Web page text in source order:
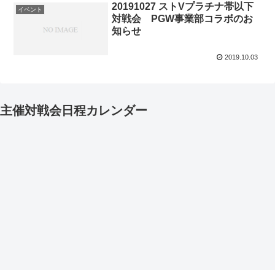
イベント
20191027 ストVプラチナ帯以下
対戦会 PGW事業部コラボのお
知らせ
2019.10.03
主催対戦会日程カレンダー